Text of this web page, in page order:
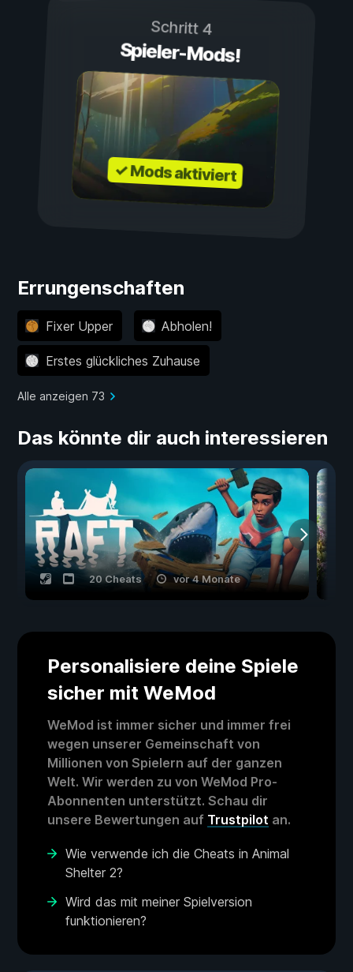
Schritt 4
Spieler-Mods!
✓ Mods aktiviert
Errungenschaften
Fixer Upper Abholen!
Erstes glückliches Zuhause
Alle anzeigen 73
Das könnte dir auch interessieren
20 Cheats vor 4 Monate
Personalisiere deine Spiele
sicher mit WeMod
WeMod ist immer sicher und immer frei
wegen unserer Gemeinschaft von
Millionen von Spielern auf der ganzen
Welt. Wir werden zu von WeMod Pro-
Abonnenten unterstützt. Schau dir
unsere Bewertungen auf Trustpilot an.
Wie verwende ich die Cheats in Animal
Shelter 2?
Wird das mit meiner Spielversion
funktionieren?